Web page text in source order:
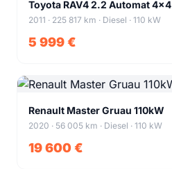
Toyota RAV4 2.2 Automat 4x4
2011 · 225 817 km · Diesel · 110 kW
5 999 €
+24
Renault Master Gruau 110kW
2020 · 56 005 km · Diesel · 110 kW
19 600 €